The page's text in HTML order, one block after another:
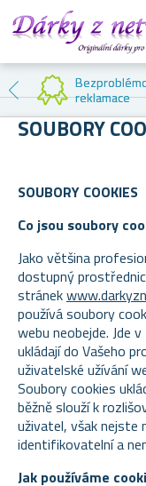
reklamace
SOUBORY
SOUBORY COOKIES
Co jsou soubory
Jako většina
dostupný
stránek
používá soubory
webu neobejde. Jde
ukládají do Vašeho
uživatelské užívání
Soubory cookies
běžně slouží k
uživatel, však nejste
identifikovatelní a
Jak používáme